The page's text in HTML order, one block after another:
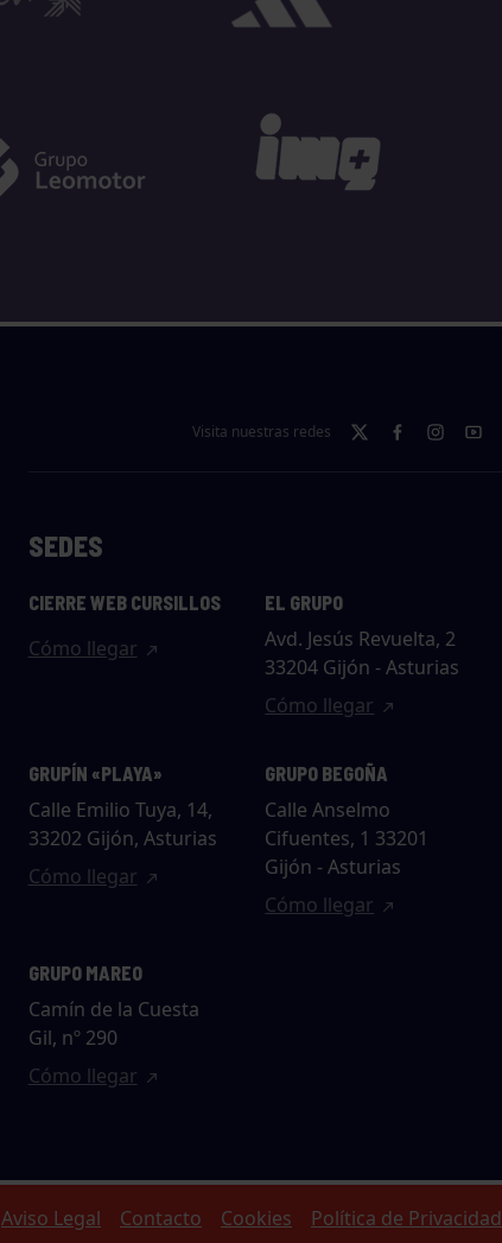
Visita nuestras redes
SEDES
CIERRE WEB CURSILLOS
Cómo llegar
EL GRUPO
Avd. Jesús Revuelta, 2
33204 Gijón - Asturias
Cómo llegar
GRUPÍN «PLAYA»
Calle Emilio Tuya, 14,
33202 Gijón, Asturias
Cómo llegar
GRUPO BEGOÑA
Calle Anselmo
Cifuentes, 1 33201
Gijón - Asturias
Cómo llegar
GRUPO MAREO
Camín de la Cuesta
Gil, nº 290
Cómo llegar
Aviso Legal Contacto Cookies Política de Privacidad